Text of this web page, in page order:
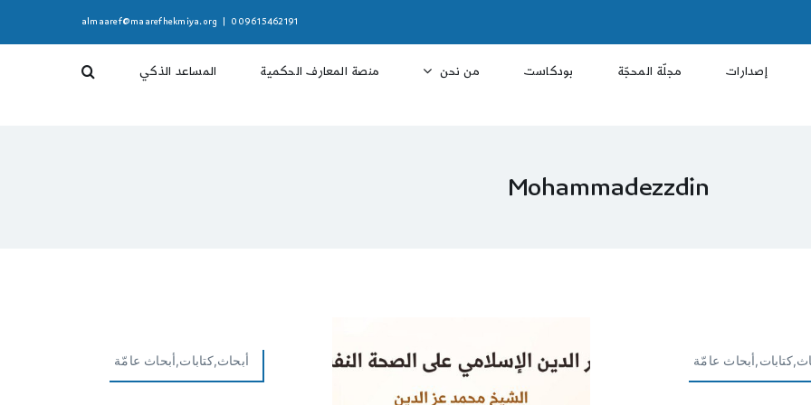
009615462191
almaaref@maarefhekmiya.org
إصدارات مجلّة المحجّة بودكاست من نحن منصة المعارف الحكمية المساعد الذكي
Mohammadezzdin
عامّة أبحاث,كتابات,أبحاث عامّة